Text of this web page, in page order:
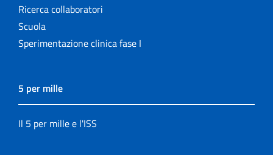
Ricerca collaboratori
Scuola
Sperimentazione clinica fase I
5 per mille
Il 5 per mille e l'ISS